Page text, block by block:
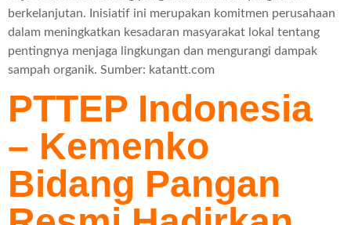
berkelanjutan. Inisiatif ini merupakan komitmen perusahaan
dalam meningkatkan kesadaran masyarakat lokal tentang
pentingnya menjaga lingkungan dan mengurangi dampak
sampah organik. Sumber: katantt.com
PTTEP Indonesia
– Kemenko
Bidang Pangan